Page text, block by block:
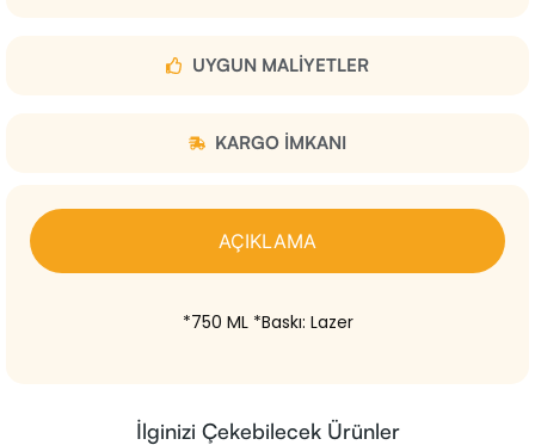
UYGUN MALIYETLER
KARGO IMKANI
AÇIKLAMA
*750 ML *Baskı: Lazer
İlginizi Çekebilecek Ürünler